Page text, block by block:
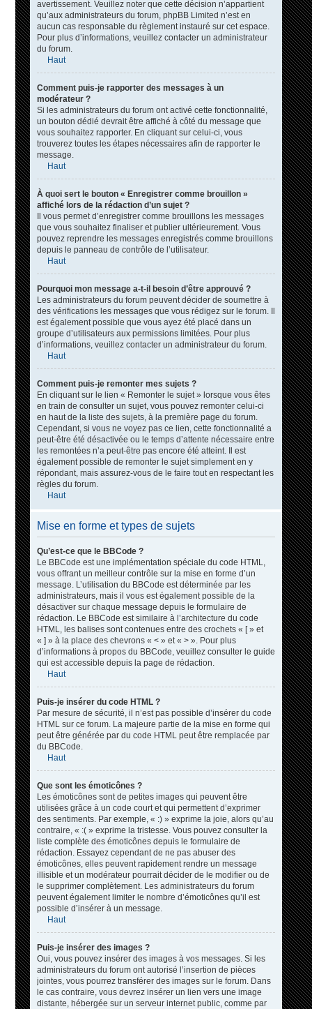
avertissement. Veuillez noter que cette décision n’appartient
qu’aux administrateurs du forum, phpBB Limited n’est en
aucun cas responsable du règlement instauré sur cet espace.
Pour plus d’informations, veuillez contacter un administrateur
du forum.
Haut
Comment puis-je rapporter des messages à un
modérateur ?
Si les administrateurs du forum ont activé cette fonctionnalité,
un bouton dédié devrait être affiché à côté du message que
vous souhaitez rapporter. En cliquant sur celui-ci, vous
trouverez toutes les étapes nécessaires afin de rapporter le
message.
Haut
À quoi sert le bouton « Enregistrer comme brouillon »
affiché lors de la rédaction d’un sujet ?
Il vous permet d’enregistrer comme brouillons les messages
que vous souhaitez finaliser et publier ultérieurement. Vous
pouvez reprendre les messages enregistrés comme brouillons
depuis le panneau de contrôle de l’utilisateur.
Haut
Pourquoi mon message a-t-il besoin d’être approuvé ?
Les administrateurs du forum peuvent décider de soumettre à
des vérifications les messages que vous rédigez sur le forum. Il
est également possible que vous ayez été placé dans un
groupe d’utilisateurs aux permissions limitées. Pour plus
d’informations, veuillez contacter un administrateur du forum.
Haut
Comment puis-je remonter mes sujets ?
En cliquant sur le lien « Remonter le sujet » lorsque vous êtes
en train de consulter un sujet, vous pouvez remonter celui-ci
en haut de la liste des sujets, à la première page du forum.
Cependant, si vous ne voyez pas ce lien, cette fonctionnalité a
peut-être été désactivée ou le temps d’attente nécessaire entre
les remontées n’a peut-être pas encore été atteint. Il est
également possible de remonter le sujet simplement en y
répondant, mais assurez-vous de le faire tout en respectant les
règles du forum.
Haut
Mise en forme et types de sujets
Qu’est-ce que le BBCode ?
Le BBCode est une implémentation spéciale du code HTML,
vous offrant un meilleur contrôle sur la mise en forme d’un
message. L’utilisation du BBCode est déterminée par les
administrateurs, mais il vous est également possible de la
désactiver sur chaque message depuis le formulaire de
rédaction. Le BBCode est similaire à l’architecture du code
HTML, les balises sont contenues entre des crochets « [ » et
« ] » à la place des chevrons « < » et « > ». Pour plus
d’informations à propos du BBCode, veuillez consulter le guide
qui est accessible depuis la page de rédaction.
Haut
Puis-je insérer du code HTML ?
Par mesure de sécurité, il n’est pas possible d’insérer du code
HTML sur ce forum. La majeure partie de la mise en forme qui
peut être générée par du code HTML peut être remplacée par
du BBCode.
Haut
Que sont les émoticônes ?
Les émoticônes sont de petites images qui peuvent être
utilisées grâce à un code court et qui permettent d’exprimer
des sentiments. Par exemple, « :) » exprime la joie, alors qu’au
contraire, « :( » exprime la tristesse. Vous pouvez consulter la
liste complète des émoticônes depuis le formulaire de
rédaction. Essayez cependant de ne pas abuser des
émoticônes, elles peuvent rapidement rendre un message
illisible et un modérateur pourrait décider de le modifier ou de
le supprimer complètement. Les administrateurs du forum
peuvent également limiter le nombre d’émoticônes qu’il est
possible d’insérer à un message.
Haut
Puis-je insérer des images ?
Oui, vous pouvez insérer des images à vos messages. Si les
administrateurs du forum ont autorisé l’insertion de pièces
jointes, vous pourrez transférer des images sur le forum. Dans
le cas contraire, vous devrez insérer un lien vers une image
distante, hébergée sur un serveur internet public, comme par